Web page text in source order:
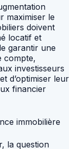
maximiser le
doivent
locatif et
garantir une
compte,
investisseurs
d’optimiser leur
financier
immobilière
la question